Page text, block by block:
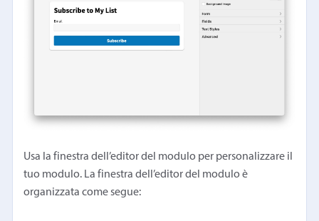
Usa la finestra dell’editor del modulo per personalizzare il
tuo modulo. La finestra dell’editor del modulo è
organizzata come segue: